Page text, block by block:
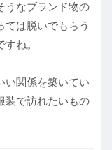
うなブランド物の
ては脱いでもらう
ね。
い関係を築いてい
装で訪れたいもの